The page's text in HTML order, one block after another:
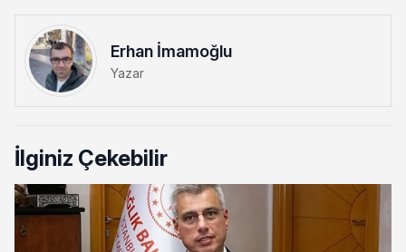
Erhan İmamoğlu
Yazar
İlginiz Çekebilir